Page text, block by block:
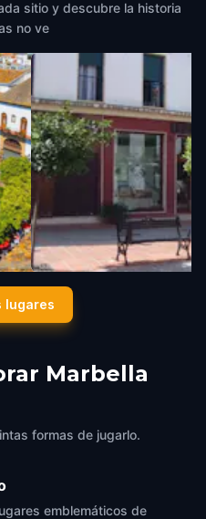
sitio y descubre la historia
no ve
PLAZA PRACTICANTE
CANTOS
Marbella
lugares
Marbella
formas de jugarlo.
emblemáticos de